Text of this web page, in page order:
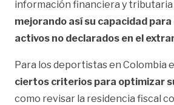
información financiera y
mejorando así su capacidad
activos no declarados en el
Para los deportistas en Colombia
ciertos criterios para optimizar
como revisar la residencia fiscal